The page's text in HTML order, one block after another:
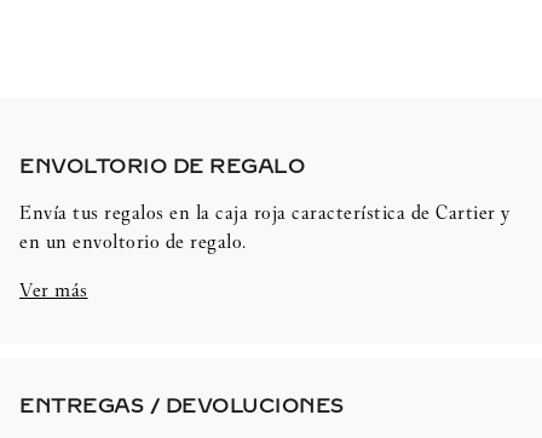
ENVOLTORIO DE REGALO​
Envía tus regalos en la caja roja característica de Cartier y
en un envoltorio de regalo.
Ver más
ENTREGAS / DEVOLUCIONES​